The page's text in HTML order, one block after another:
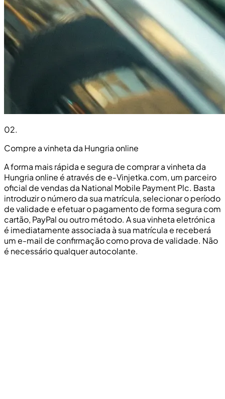
02.
Compre a vinheta da Hungria online
A forma mais rápida e segura de comprar a vinheta da
Hungria online é através de e-Vinjetka.com, um parceiro
oficial de vendas da National Mobile Payment Plc. Basta
introduzir o número da sua matrícula, selecionar o período
de validade e efetuar o pagamento de forma segura com
cartão, PayPal ou outro método. A sua vinheta eletrónica
é imediatamente associada à sua matrícula e receberá
um e-mail de confirmação como prova de validade. Não
é necessário qualquer autocolante.